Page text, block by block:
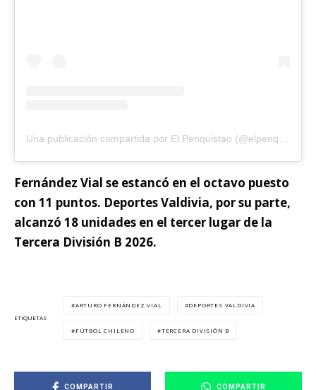
Fernández Vial se estancó en el octavo puesto
con 11 puntos. Deportes Valdivia, por su parte,
alcanzó 18 unidades en el tercer lugar de la
Tercera División B 2026.
ETIQUETAS
ARTURO FERNÁNDEZ VIAL DEPORTES VALDIVIA
FÚTBOL CHILENO TERCERA DIVISIÓN B
COMPARTIR COMPARTIR